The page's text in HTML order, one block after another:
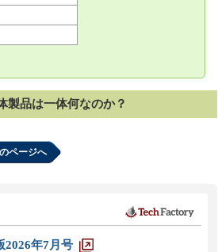
製品は一体何なのか？
ページへ
年7月号